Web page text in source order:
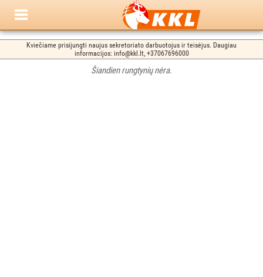
Kviečiame prisijungti naujus sekretoriato darbuotojus ir teisėjus. Daugiau
informacijos: info@kkl.lt, +37067696000
Šiandien rungtynių nėra.